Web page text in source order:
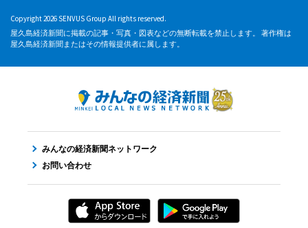
Copyright 2026 SENVUS Group All rights reserved.
屋久島経済新聞に掲載の記事・写真・図表などの無断転載を禁止します。 著作権は
屋久島経済新聞またはその情報提供者に属します。
みんなの経済新聞ネットワーク
お問い合わせ